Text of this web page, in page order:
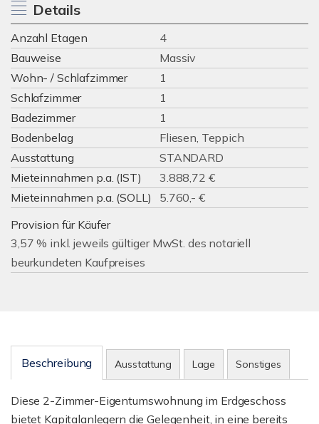
Details
Anzahl Etagen
4
Bauweise
Massiv
Wohn- / Schlafzimmer
1
Schlafzimmer
1
Badezimmer
1
Bodenbelag
Fliesen, Teppich
Ausstattung
STANDARD
Mieteinnahmen p.a. (IST)
3.888,72 €
Mieteinnahmen p.a. (SOLL)
5.760,- €
Provision für Käufer
3,57 % inkl. jeweils gültiger MwSt. des notariell
beurkundeten Kaufpreises
Beschreibung Ausstattung Lage Sonstiges
Diese 2-Zimmer-Eigentumswohnung im Erdgeschoss
bietet Kapitalanlegern die Gelegenheit, in eine bereits